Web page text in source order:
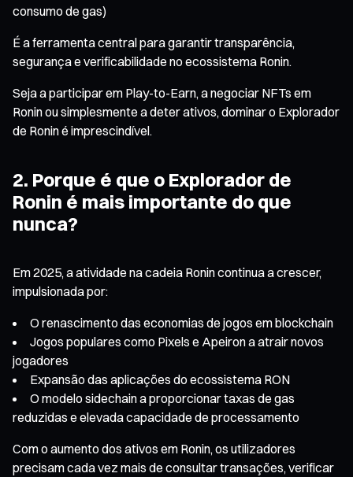
consumo de gas)
É a ferramenta central para garantir transparência,
segurança e verificabilidade no ecossistema Ronin.
Seja a participar em Play-to-Earn, a negociar NFTs em
Ronin ou simplesmente a deter ativos, dominar o Explorador
de Ronin é imprescindível.
2. Porque é que o Explorador de
Ronin é mais importante do que
nunca?
Em 2025, a atividade na cadeia Ronin continua a crescer,
impulsionada por:
O renascimento das economias de jogos em blockchain
Jogos populares como Pixels e Apeiron a atrair novos
jogadores
Expansão das aplicações do ecossistema RON
O modelo sidechain a proporcionar taxas de gas
reduzidas e elevada capacidade de processamento
Com o aumento dos ativos em Ronin, os utilizadores
precisam cada vez mais de consultar transações, verificar